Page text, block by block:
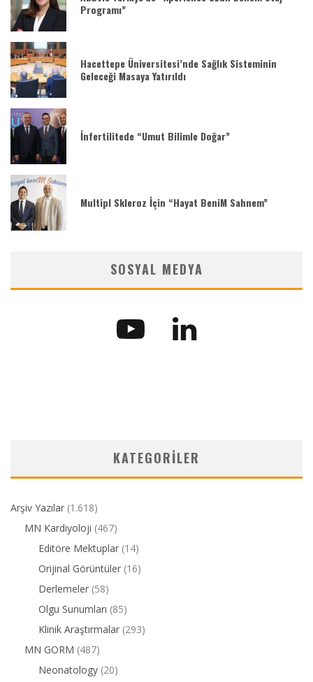
Programı”
Hacettepe Üniversitesi’nde Sağlık Sisteminin
Geleceği Masaya Yatırıldı
İnfertilitede “Umut Bilimle Doğar”
Multipl Skleroz İçin “Hayat BeniM Sahnem”
SOSYAL MEDYA
KATEGORILER
Arşiv Yazılar (1.618)
MN Kardiyoloji (467)
Editöre Mektuplar (14)
Orijinal Görüntüler (16)
Derlemeler (58)
Olgu Sunumları (85)
Klinik Araştırmalar (293)
MN GORM (487)
Neonatology (20)